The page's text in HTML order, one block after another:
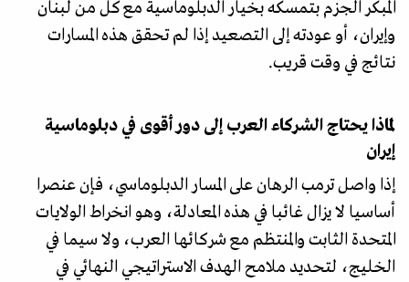
المبكر الجزم بتمسكه بخيار الدبلوماسية مع كل من لبنان
وإيران، أو عودته إلى التصعيد إذا لم تحقق هذه المسارات
نتائج في وقت قريب.
لماذا يحتاج الشركاء العرب إلى دور أقوى في دبلوماسية
إيران
إذا واصل ترمب الرهان على المسار الدبلوماسي، فإن عنصرا
أساسيا لا يزال غائبا في هذه المعادلة، وهو انخراط الولايات
المتحدة الثابت والمنتظم مع شركائها العرب، ولا سيما في
الخليج، لتحديد ملامح الهدف الاستراتيجي النهائي في